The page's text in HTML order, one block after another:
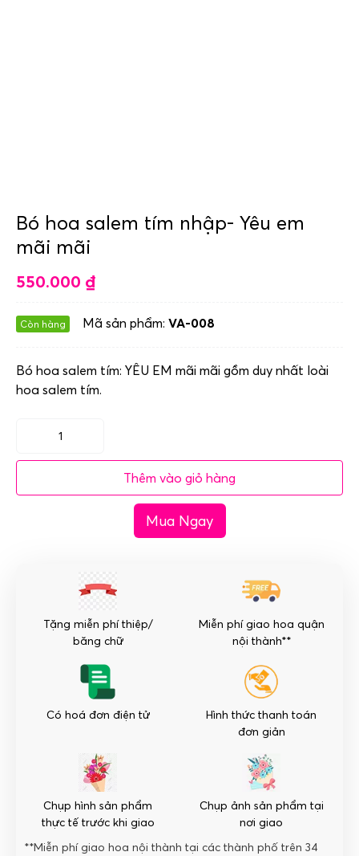
Bó hoa salem tím nhập- Yêu em
mãi mãi
550.000 ₫
Còn hàng Mã sản phẩm: VA-008
Bó hoa salem tím: YÊU EM mãi mãi gồm duy nhất loài
hoa salem tím.
Bó
hoa
lượng
Thêm vào giỏ hàng
Mua Ngay
Tặng miễn phí thiệp/
băng chữ
Miễn phí giao hoa quận
nội thành**
Có hoá đơn điện tử
Hình thức thanh toán
đơn giản
Chụp hình sản phẩm
thực tế trước khi giao
Chụp ảnh sản phẩm tại
nơi giao
**Miễn phí giao hoa nội thành tại các thành phố trên 34